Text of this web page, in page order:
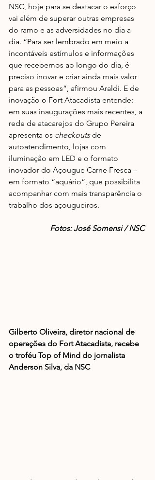
NSC, hoje para se destacar o esforço
vai além de superar outras empresas
do ramo e as adversidades no dia a
dia. “Para ser lembrado em meio a
incontáveis estímulos e informações
que recebemos ao longo do dia, é
preciso inovar e criar ainda mais valor
para as pessoas”, afirmou Araldi. E de
inovação o Fort Atacadista entende:
em suas inaugurações mais recentes, a
rede de atacarejos do Grupo Pereira
apresenta os checkouts de
autoatendimento, lojas com
iluminação em LED e o formato
inovador do Açougue Carne Fresca –
em formato “aquário”, que possibilita
acompanhar com mais transparência o
trabalho dos açougueiros.
Fotos: José Somensi / NSC
Gilberto Oliveira, diretor nacional de
operações do Fort Atacadista, recebe
o troféu Top of Mind do jornalista
Anderson Silva, da NSC